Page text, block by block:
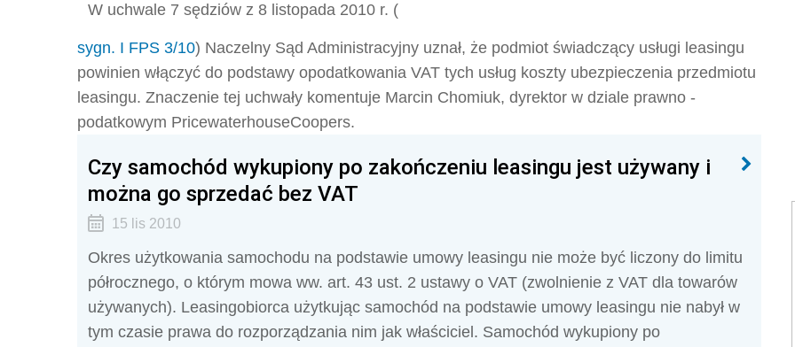
W uchwale 7 sędziów z 8 listopada 2010 r. (
sygn. I FPS 3/10) Naczelny Sąd Administracyjny uznał, że podmiot świadczący usługi leasingu
powinien włączyć do podstawy opodatkowania VAT tych usług koszty ubezpieczenia przedmiotu
leasingu. Znaczenie tej uchwały komentuje Marcin Chomiuk, dyrektor w dziale prawno -
podatkowym PricewaterhouseCoopers.
Czy samochód wykupiony po zakończeniu leasingu jest używany i
można go sprzedać bez VAT
15 lis 2010
Okres użytkowania samochodu na podstawie umowy leasingu nie może być liczony do limitu
półrocznego, o którym mowa ww. art. 43 ust. 2 ustawy o VAT (zwolnienie z VAT dla towarów
używanych). Leasingobiorca użytkując samochód na podstawie umowy leasingu nie nabył w
tym czasie prawa do rozporządzania nim jak właściciel. Samochód wykupiony po